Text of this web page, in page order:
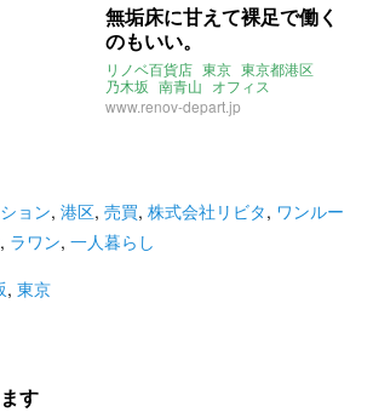
無垢床に甘えて裸足で働く
のもいい。
リノベ百貨店 東京 東京都港区
乃木坂 南青山 オフィス
リノベーション
www.renov-depart.jp
ョン, 港区, 売買, 株式会社リビタ, ワンルー
, ラワン, 一人暮らし
, 東京
す